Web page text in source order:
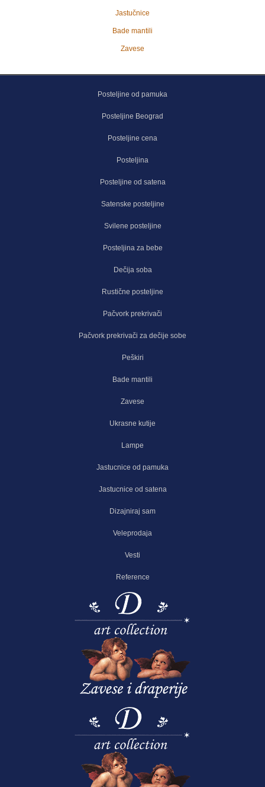
Jastučnice
Bade mantili
Zavese
Posteljine od pamuka
Posteljine Beograd
Posteljine cena
Posteljina
Posteljine od satena
Satenske posteljine
Svilene posteljine
Posteljina za bebe
Dečija soba
Rustične posteljine
Pačvork prekrivači
Pačvork prekrivači za dečije sobe
Peškiri
Bade mantili
Zavese
Ukrasne kutije
Lampe
Jastucnice od pamuka
Jastucnice od satena
Dizajniraj sam
Veleprodaja
Vesti
Reference